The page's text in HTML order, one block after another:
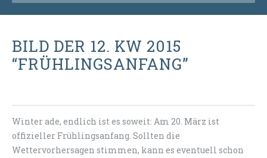
BILD DER 12. KW 2015
“FRÜHLINGSANFANG”
Winter ade, endlich ist es soweit: Am 20. März ist
offizieller Frühlingsanfang. Sollten die
Wettervorhersagen stimmen, kann es eventuell schon